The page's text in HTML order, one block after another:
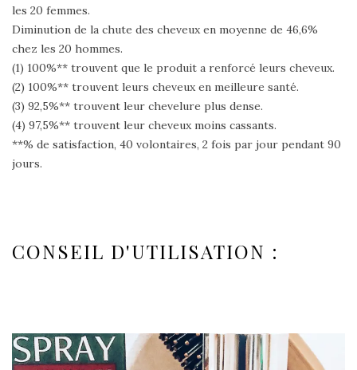
les 20 femmes.
Diminution de la chute des cheveux en moyenne de 46,6%
chez les 20 hommes.
(1) 100%** trouvent que le produit a renforcé leurs cheveux.
(2) 100%** trouvent leurs cheveux en meilleure santé.
(3) 92,5%** trouvent leur chevelure plus dense.
(4) 97,5%** trouvent leur cheveux moins cassants.
**% de satisfaction, 40 volontaires, 2 fois par jour pendant 90
jours.
CONSEIL D'UTILISATION :